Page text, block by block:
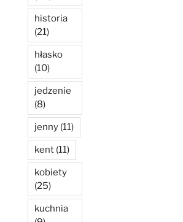
historia
(21)
hłasko
(10)
jedzenie
(8)
jenny (11)
kent (11)
kobiety
(25)
kuchnia